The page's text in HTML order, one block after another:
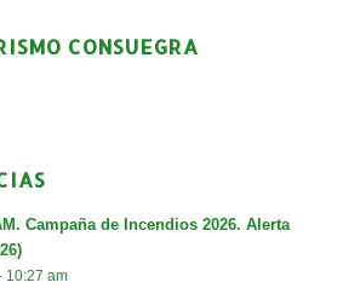
CONSUEGRA
Campaña de Incendios 2026. Alerta
10:27 am